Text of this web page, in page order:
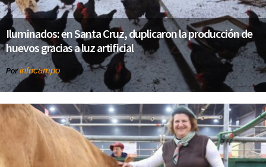
Iluminados: en Santa Cruz, duplicaron la producción de
huevos gracias a luz artificial
Porinfocampo